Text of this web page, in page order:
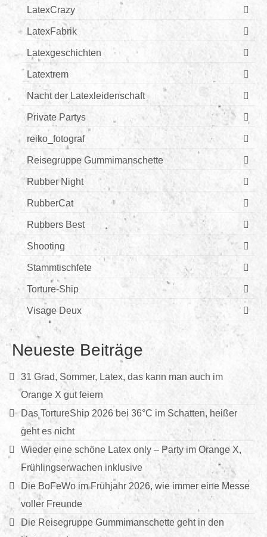
LatexCrazy
LatexFabrik
Latexgeschichten
Latextrem
Nacht der Latexleidenschaft
Private Partys
reiko_fotograf
Reisegruppe Gummimanschette
Rubber Night
RubberCat
Rubbers Best
Shooting
Stammtischfete
Torture-Ship
Visage Deux
Neueste Beiträge
31 Grad, Sommer, Latex, das kann man auch im
Orange X gut feiern
Das TortureShip 2026 bei 36°C im Schatten, heißer
geht es nicht
Wieder eine schöne Latex only – Party im Orange X,
Frühlingserwachen inklusive
Die BoFeWo im Frühjahr 2026, wie immer eine Messe
voller Freunde
Die Reisegruppe Gummimanschette geht in den